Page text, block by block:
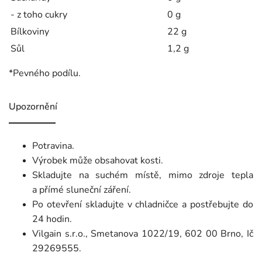
- z toho cukry
0 g
Bílkoviny
22 g
Sůl
1,2 g
*Pevného podílu.
Upozornění
Potravina.
Výrobek může obsahovat kosti.
Skladujte na suchém místě, mimo zdroje tepla
a přímé sluneční záření.
Po otevření skladujte v chladničce a postřebujte do
24 hodin.
Vilgain s.r.o., Smetanova 1022/19, 602 00 Brno, Ič
29269555.